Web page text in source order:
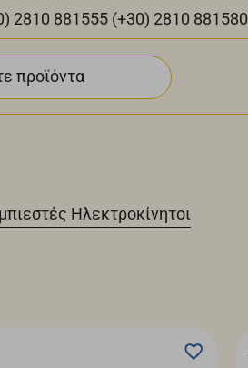
2810 881555 (+30) 2810 881580
προϊόντα
Ηλεκτροκίνητοι